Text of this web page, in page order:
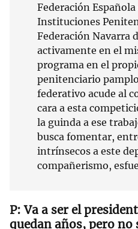
Federación
Instituciones
Federación Navarra
activamente en el
programa en el
penitenciario
federativo acude al
cara a esta
la guinda a ese
busca fomentar,
intrínsecos a este
compañerismo,
Va a ser el
quedan años, pero no